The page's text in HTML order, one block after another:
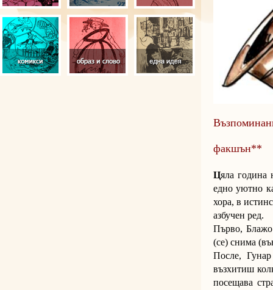
факшън**
Цяла година
едно уютно
хора, в
азбучен ред.
Първо, Блажо
(се) снима
После,
възхитиш
посещава